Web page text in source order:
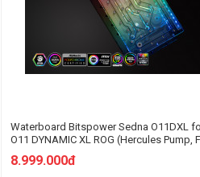
Waterboard Bitspower Sedna O11DXL
O11 DYNAMIC XL ROG (Hercules Pump,
8.999.000đ